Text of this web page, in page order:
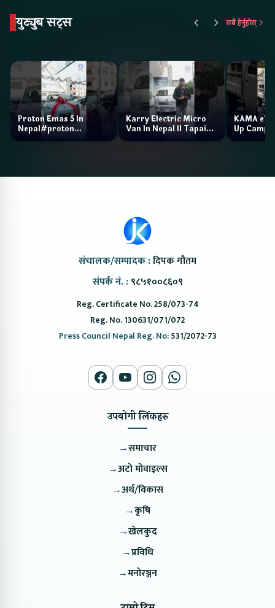
युट्युब सट्स सबै हेर्नुहोस्
Proton Emas 5 In
Nepal#proton
#protonemas5#protonnepal#evcarnepal
Karry Electric Micro
Van In Nepal II Tapaiko
Bazar II Jankari
KAMA eV
Up Camp
संचालक/सम्पादक :दिपक गौतम
संपर्क नं. : ९८५१००८६०९
Reg. Certificate No. 258/073-74
Reg. No. 130631/071/072
Press Council Nepal Reg. No:531/2072-73
उपयोगी लिंकहरु
→समाचार
→अटो मोवाइल्स
→अर्थ/विकास
→कृषि
→खेलकुद
→प्रविधि
→मनोरञ्जन